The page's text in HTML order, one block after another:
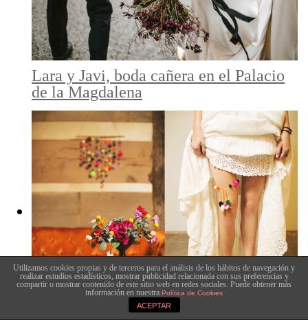
Lara y Javi, boda cañera en el Palacio
de la Magdalena
Utilizamos cookies propias y de terceros para el análisis de los hábitos de navegación y
realizar estudios estadísticos, mostrar publicidad relacionada con sus preferencias y
compartir o mostrar contenido de este sitio web en redes sociales. Puede obtener más
información en nuestra Política de Cookies
ACEPTAR